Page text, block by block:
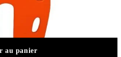
au panier